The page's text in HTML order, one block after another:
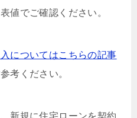
値でご確認ください。
についてはこちらの記事
考ください。